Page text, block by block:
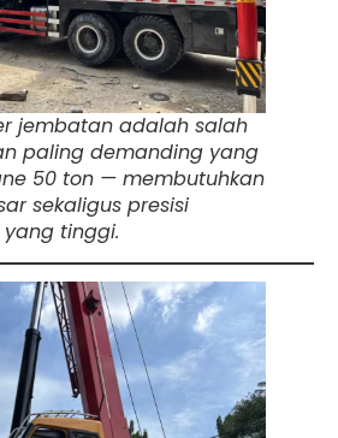
jembatan adalah salah
paling demanding yang
50 ton — membutuhkan
sekaligus presisi
tinggi.